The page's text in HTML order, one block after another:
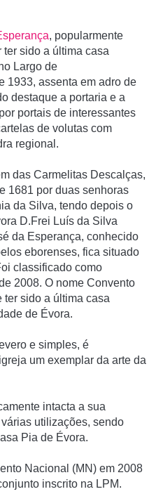
, popularmente
sido a última casa
Largo de
1933, assenta em adro de
destaque a portaria e a
portais de interessantes
de volutas com
regional.
das Carmelitas Descalças,
1681 por duas senhoras
da Silva, tendo depois o
D.Frei Luí­s da Silva
da Esperança, conhecido
eborenses, fica situado
classificado como
2008. O nome Convento
ter sido a última casa
de Évora.
e simples, é
um exemplar da arte da
intacta a sua
utilizações, sendo
Pia de Évora.
Nacional (MN) em 2008
inscrito na LPM.